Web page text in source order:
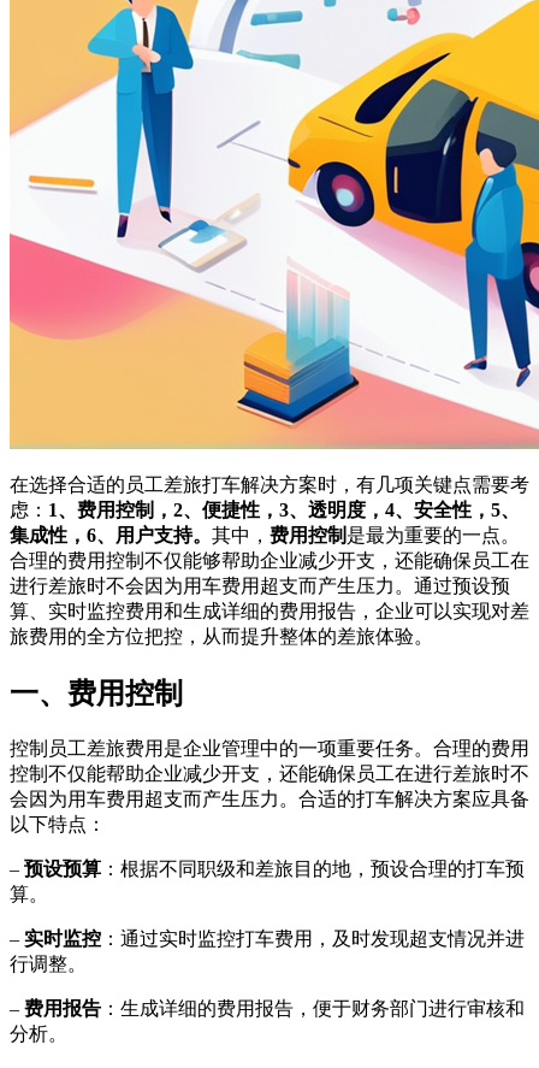
在选择合适的员工差旅打车解决方案时，有几项关键点需要考
虑： 1、费用控制，2、便捷性，3、透明度，4、安全性，5、
集成性，6、用户支持。 其中， 费用控制 是最为重要的一点。
合理的费用控制不仅能够帮助企业减少开支，还能确保员工在
进行差旅时不会因为用车费用超支而产生压力。通过预设预
算、实时监控费用和生成详细的费用报告，企业可以实现对差
旅费用的全方位把控，从而提升整体的差旅体验。
一、费用控制
控制员工差旅费用是企业管理中的一项重要任务。合理的费用
控制不仅能帮助企业减少开支，还能确保员工在进行差旅时不
会因为用车费用超支而产生压力。合适的打车解决方案应具备
以下特点：
– 预设预算 ：根据不同职级和差旅目的地，预设合理的打车预
算。
– 实时监控 ：通过实时监控打车费用，及时发现超支情况并进
行调整。
– 费用报告 ：生成详细的费用报告，便于财务部门进行审核和
分析。